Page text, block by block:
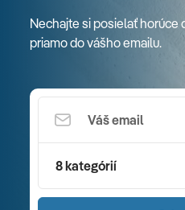
Nechajte si posielať horúce
priamo do vášho emailu.
8 kategórií